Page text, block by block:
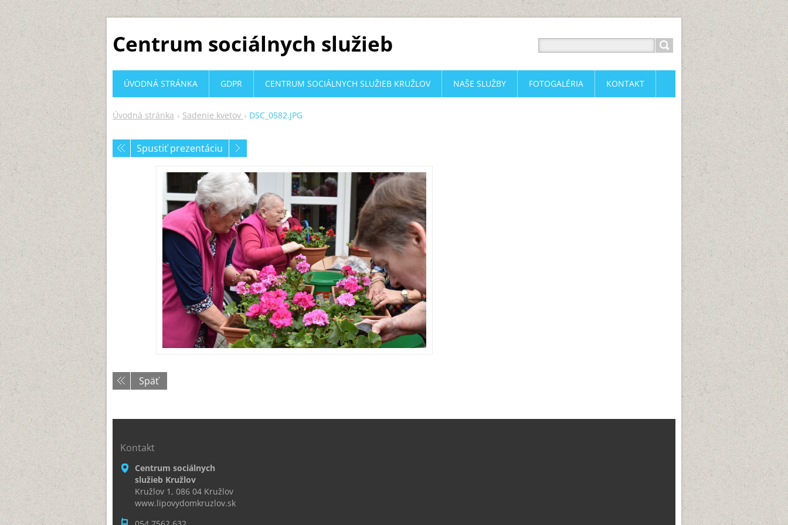
Centrum sociálnych služieb
Úvodná stránka Sadenie kvetov DSC_0582.JPG
Spustiť prezentáciu
Späť
ÚVODNÁ STRÁNKA GDPR CENTRUM SOCIÁLNYCH SLUŽIEB KRUŽLOV NAŠE SLUŽBY FOTOGALÉRIA KONTAKT
Kontakt
Centrum sociálnych
služieb Kružlov
Kružlov 1, 086 04 Kružlov
www.lipovydomkruzlov.sk